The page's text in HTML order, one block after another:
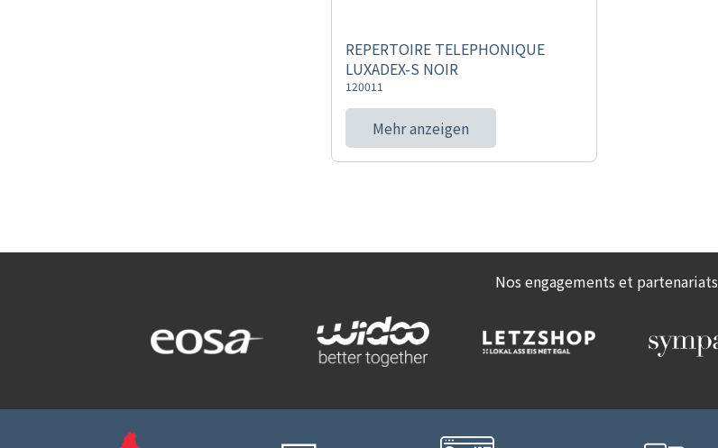
REPERTOIRE TELEPHONIQUE
LUXADEX-S NOIR
120011
Mehr anzeigen
Nos engagements et partenariats